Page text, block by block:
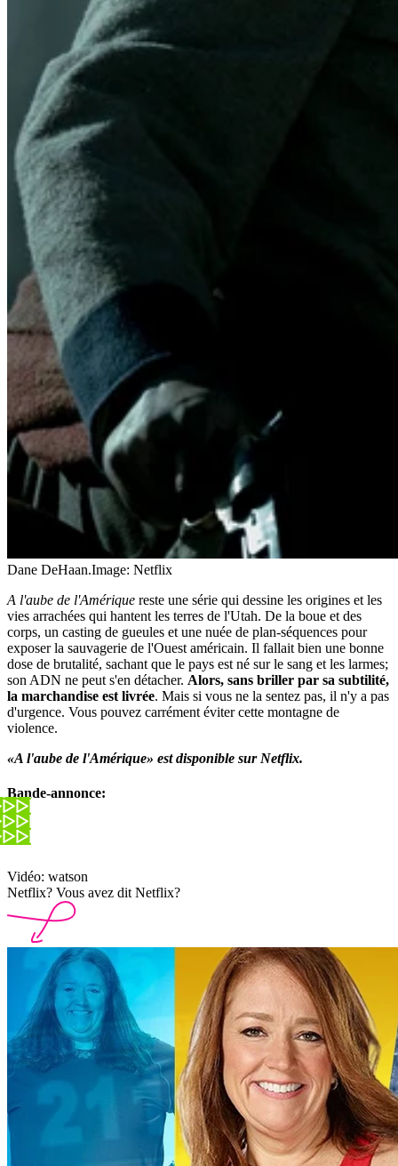
Dane DeHaan.Image: Netflix
A l'aube de l'Amérique reste une série qui dessine les origines et les
vies arrachées qui hantent les terres de l'Utah. De la boue et des
corps, un casting de gueules et une nuée de plan-séquences pour
exposer la sauvagerie de l'Ouest américain. Il fallait bien une bonne
dose de brutalité, sachant que le pays est né sur le sang et les larmes;
son ADN ne peut s'en détacher. Alors, sans briller par sa subtilité,
la marchandise est livrée. Mais si vous ne la sentez pas, il n'y a pas
d'urgence. Vous pouvez carrément éviter cette montagne de
violence.
«A l'aube de l'Amérique» est disponible sur Netflix.
Bande-annonce:
Vidéo: watson
Netflix? Vous avez dit Netflix?